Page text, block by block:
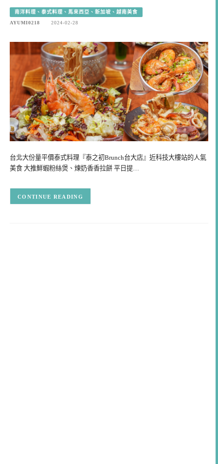
南洋料理、泰式料理、馬來西亞、新加坡、越南美食
AYUMI0218
2024-02-28
台北大份量平價泰式料理『泰之初Brunch台大店』近科技大樓站的人氣
美食 大推鮮蝦粉絲煲、煉奶香香拉餅 平日提…
CONTINUE READING